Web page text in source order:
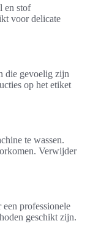
en stof
voor delicate
die gevoelig zijn
op het etiket
te wassen.
Verwijder
professionele
geschikt zijn.